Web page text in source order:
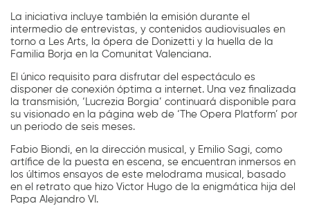
La iniciativa incluye también la emisión durante el
intermedio de entrevistas, y contenidos audiovisuales en
torno a Les Arts, la ópera de Donizetti y la huella de la
Familia Borja en la Comunitat Valenciana.
El único requisito para disfrutar del espectáculo es
disponer de conexión óptima a internet. Una vez finalizada
la transmisión, ‘Lucrezia Borgia’ continuará disponible para
su visionado en la página web de ‘The Opera Platform’ por
un periodo de seis meses.
Fabio Biondi, en la dirección musical, y Emilio Sagi, como
artífice de la puesta en escena, se encuentran inmersos en
los últimos ensayos de este melodrama musical, basado
en el retrato que hizo Victor Hugo de la enigmática hija del
Papa Alejandro VI.